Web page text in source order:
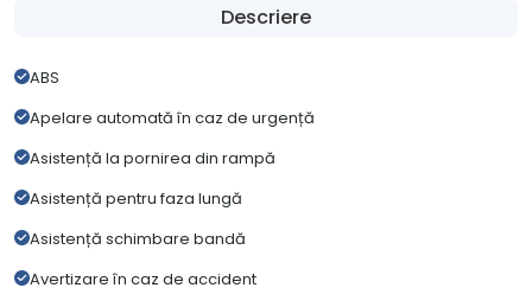
Descriere
ABS
Apelare automată în caz de urgență
Asistență la pornirea din rampă
Asistență pentru faza lungă
Asistență schimbare bandă
Avertizare în caz de accident